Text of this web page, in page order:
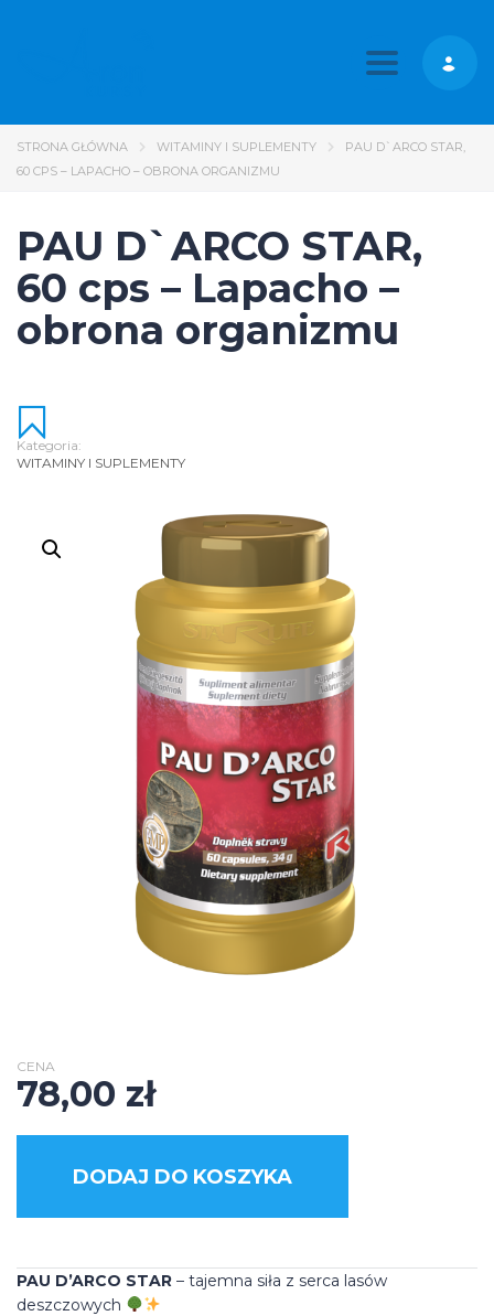
Toggle
STRONA GŁÓWNA WITAMINY I SUPLEMENTY
PAU D`ARCO STAR,
60 CPS – LAPACHO – OBRONA ORGANIZMU
PAU D`ARCO STAR,
60 cps – Lapacho –
obrona organizmu
Kategoria:
WITAMINY I SUPLEMENTY
CENA
78,00 zł
DODAJ DO KOSZYKA
PAU D’ARCO STAR – tajemna siła z serca lasów
deszczowych